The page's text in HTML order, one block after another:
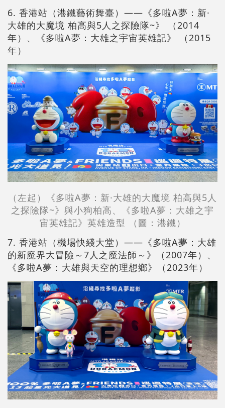
6. 香港站（港鐵藝術舞臺）——《多啦A夢：新·
大雄的大魔境 柏高與5人之探險隊~》 （2014
年）、《多啦A夢：大雄之宇宙英雄記》 （2015
年）
（左起）《多啦A夢：新·大雄的大魔境 柏高與5人
之探險隊~》與小狗柏高、《多啦A夢：大雄之宇
宙英雄記》英雄造型 （圖：港鐵）
7. 香港站（機場快綫大堂）——《多啦A夢：大雄
的新魔界大冒險～7人之魔法師～》（2007年）、
《多啦A夢：大雄與天空的理想鄉》（2023年）